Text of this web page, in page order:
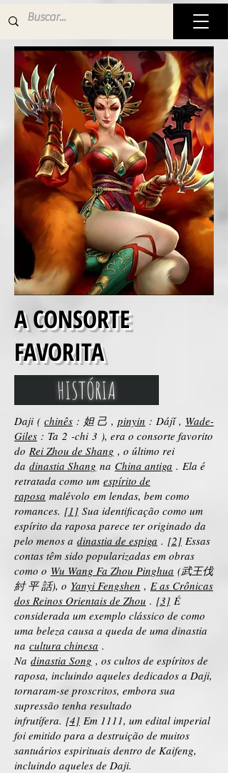
A CONSORTE
FAVORITA
HISTÓRIA
Daji ( chinês : 妲 己 , pinyin : Dájǐ , Wade-
Giles : Ta 2 -chi 3 ), era o consorte favorito
do Rei Zhou de Shang , o último rei
da dinastia Shang na China antiga . Ela é
retratada como um espírito de
raposa malévolo em lendas, bem como
romances. [1] Sua identificação como um
espírito da raposa parece ter originado da
pelo menos a dinastia de espiga . [2] Essas
contas têm sido popularizadas em obras
como o Wu Wang Fa Zhou Pinghua (武王伐
紂 平 話), o Yanyi Fengshen , E as Crônicas
dos Reinos Orientais de Zhou . [3] É
considerada um exemplo clássico de como
uma beleza causa a queda de uma dinastia
na cultura chinesa .
Na dinastia Song , os cultos de espíritos de
raposa, incluindo aqueles dedicados a Daji,
tornaram-se proscritos, embora sua
supressão tenha resultado
infrutífera. [4] Em 1111, um edital imperial
foi emitido para a destruição de muitos
santuários espirituais dentro de Kaifeng,
incluindo aqueles de Daji.